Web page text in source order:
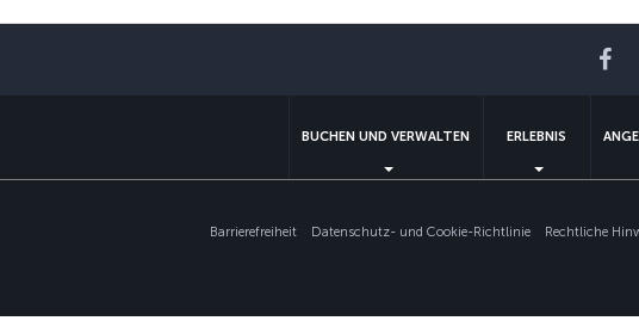
BUCHEN UND VERWALTEN ERLEBNIS
Barrierefreiheit Datenschutz- und Cookie-Richtlinie Rechtliche